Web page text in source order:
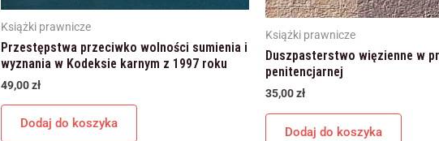
Książki prawnicze
Przestępstwa przeciwko wolności sumienia i
wyznania w Kodeksie karnym z 1997 roku
49,00zł
Dodaj do koszyka
Książki prawnicze
Duszpasterstwo więzienne w
penitencjarnej
35,00zł
Dodaj do koszyka